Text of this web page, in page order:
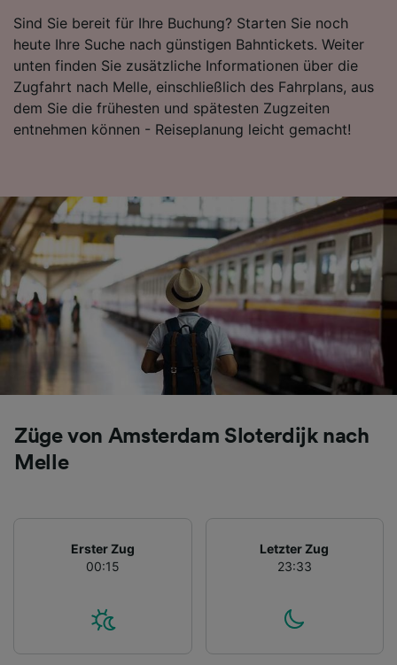
Sind Sie bereit für Ihre Buchung? Starten Sie noch
heute Ihre Suche nach günstigen Bahntickets. Weiter
unten finden Sie zusätzliche Informationen über die
Zugfahrt nach Melle, einschließlich des Fahrplans, aus
dem Sie die frühesten und spätesten Zugzeiten
entnehmen können - Reiseplanung leicht gemacht!
Züge von Amsterdam Sloterdijk nach
Melle
Erster Zug
00:15
Letzter Zug
23:33
Surfverhalten nicht zu verfolgen.
Wir und unsere Partner verarbeiten Daten, um
Folgendes bereitzustellen:
Verwendung genauer Standortdaten.
Endgeräteeigenschaften zur Identifikation
aktiv abfragen. Speichern von oder Zugriff auf
Inhalten, Zielgruppenforschung sowie
Entwicklung und Verbesserung von
Angeboten.
Liste der Partner (Lieferanten)